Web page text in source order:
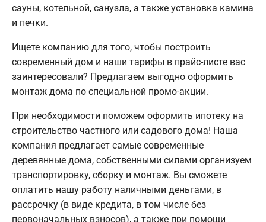
сауны, котельной, санузла, а также установка камина
и печки.
Ищете компанию для того, чтобы построить
современный дом и наши тарифы в прайс-листе вас
заинтересовали? Предлагаем выгодно оформить
монтаж дома по специальной промо-акции.
При необходимости поможем оформить ипотеку на
строительство частного или садового дома! Наша
компания предлагает самые современные
деревянные дома, собственными силами организуем
транспортировку, сборку и монтаж. Вы сможете
оплатить нашу работу наличными деньгами, в
рассрочку (в виде кредита, в том числе без
первоначальных взносов), а также при помощи